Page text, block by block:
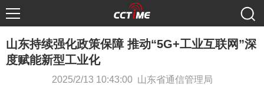
山东持续强化政策保障 推动“5G+工业互联网”深
度赋能新型工业化
2025/2/13 10:43:00 山东省通信管理局